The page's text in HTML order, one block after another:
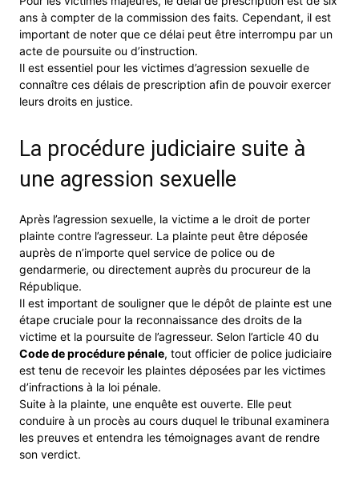
ans à compter de la commission des faits. Cependant, il est
important de noter que ce délai peut être interrompu par un
acte de poursuite ou d’instruction.
Il est essentiel pour les victimes d’agression sexuelle de
connaître ces délais de prescription afin de pouvoir exercer
leurs droits en justice.
La procédure judiciaire suite à
une agression sexuelle
Après l’agression sexuelle, la victime a le droit de porter
plainte contre l’agresseur. La plainte peut être déposée
auprès de n’importe quel service de police ou de
gendarmerie, ou directement auprès du procureur de la
République.
Il est important de souligner que le dépôt de plainte est une
étape cruciale pour la reconnaissance des droits de la
victime et la poursuite de l’agresseur. Selon l’article 40 du
Code de procédure pénale, tout officier de police judiciaire
est tenu de recevoir les plaintes déposées par les victimes
d’infractions à la loi pénale.
Suite à la plainte, une enquête est ouverte. Elle peut
conduire à un procès au cours duquel le tribunal examinera
les preuves et entendra les témoignages avant de rendre
son verdict.